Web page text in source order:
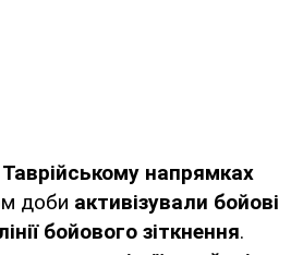
напрямках
доби активізували бойові
бойового зіткнення.